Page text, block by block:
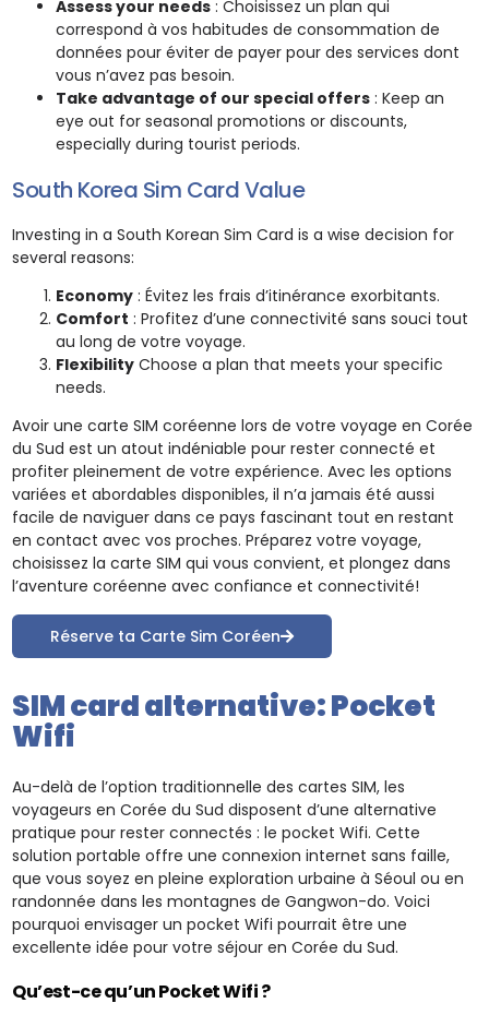
Assess your needs : Choisissez un plan qui
correspond à vos habitudes de consommation de
données pour éviter de payer pour des services dont
vous n’avez pas besoin.
Take advantage of our special offers : Keep an
eye out for seasonal promotions or discounts,
especially during tourist periods.
South Korea Sim Card Value
Investing in a South Korean Sim Card is a wise decision for
several reasons:
Economy : Évitez les frais d’itinérance exorbitants.
Comfort : Profitez d’une connectivité sans souci tout
au long de votre voyage.
Flexibility Choose a plan that meets your specific
needs.
Avoir une carte SIM coréenne lors de votre voyage en Corée
du Sud est un atout indéniable pour rester connecté et
profiter pleinement de votre expérience. Avec les options
variées et abordables disponibles, il n’a jamais été aussi
facile de naviguer dans ce pays fascinant tout en restant
en contact avec vos proches. Préparez votre voyage,
choisissez la carte SIM qui vous convient, et plongez dans
l’aventure coréenne avec confiance et connectivité!
Réserve ta Carte Sim Coréen
SIM card alternative: Pocket
Wifi
Au-delà de l’option traditionnelle des cartes SIM, les
voyageurs en Corée du Sud disposent d’une alternative
pratique pour rester connectés : le pocket Wifi. Cette
solution portable offre une connexion internet sans faille,
que vous soyez en pleine exploration urbaine à Séoul ou en
randonnée dans les montagnes de Gangwon-do. Voici
pourquoi envisager un pocket Wifi pourrait être une
excellente idée pour votre séjour en Corée du Sud.
Qu’est-ce qu’un Pocket Wifi ?